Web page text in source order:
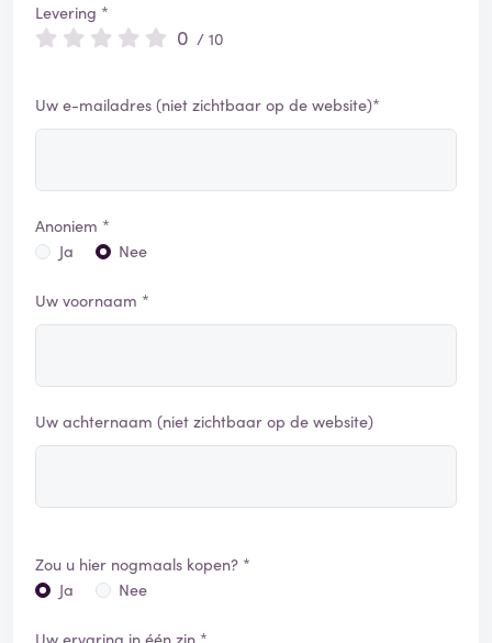
Levering *
0 / 10
Uw e-mailadres (niet zichtbaar op de website)*
Anoniem *
Ja
Nee
Uw voornaam *
Uw achternaam (niet zichtbaar op de website)
Zou u hier nogmaals kopen? *
Ja
Nee